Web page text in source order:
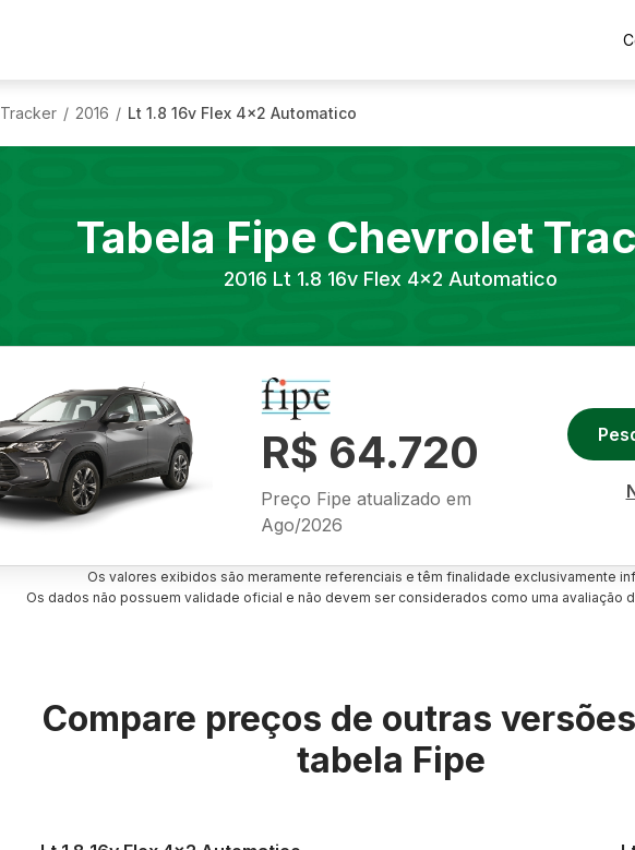
Tracker / 2016 / Lt 1.8 16v Flex 4x2 Automatico
Tabela Fipe Chevrolet
2016 Lt 1.8 16v Flex 4x2 Automatico
R$ 64.720
Preço Fipe atualizado em
Ago/2026
Os valores exibidos são meramente referenciais e têm finalidade exclusivamente
Os dados não possuem validade oficial e não devem ser considerados como uma avaliação
Compare preços de outras
tabela Fipe